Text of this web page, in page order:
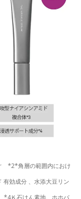
*2*角層の範囲内におけ
効成分 、水添大豆リン
*4Ｋ石けん素地、ホホバ